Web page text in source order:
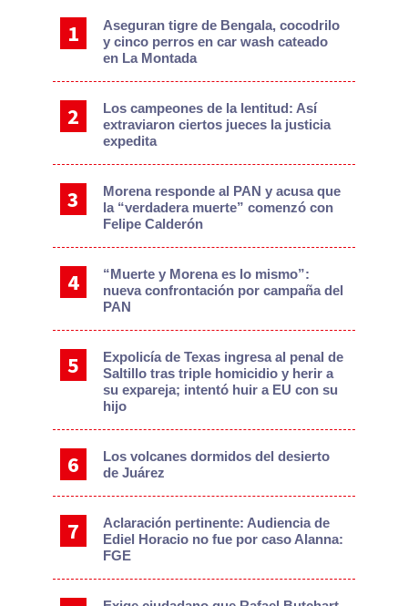
Aseguran tigre de Bengala, cocodrilo
y cinco perros en car wash cateado
en La Montada
Los campeones de la lentitud: Así
extraviaron ciertos jueces la justicia
expedita
Morena responde al PAN y acusa que
la “verdadera muerte” comenzó con
Felipe Calderón
“Muerte y Morena es lo mismo”:
nueva confrontación por campaña del
PAN
Expolicía de Texas ingresa al penal de
Saltillo tras triple homicidio y herir a
su expareja; intentó huir a EU con su
hijo
Los volcanes dormidos del desierto
de Juárez
Aclaración pertinente: Audiencia de
Ediel Horacio no fue por caso Alanna:
FGE